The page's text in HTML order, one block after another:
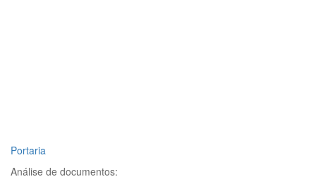
Portaria
Análise de documentos: